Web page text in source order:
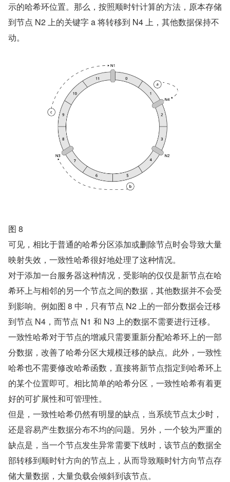
示的哈希环位置。那么，按照顺时针计算的方法，原本存储
到节点 N2 上的关键字 a 将转移到 N4 上，其他数据保持不
动。
图 8
可见，相比于普通的哈希分区添加或删除节点时会导致大量
映射失效，一致性哈希很好地处理了这种情况。
对于添加一台服务器这种情况，受影响的仅仅是新节点在哈
希环上与相邻的另一个节点之间的数据，其他数据并不会受
到影响。例如图 8 中，只有节点 N2 上的一部分数据会迁移
到节点 N4，而节点 N1 和 N3 上的数据不需要进行迁移。
一致性哈希对于节点的增减只需要重新分配哈希环上的一部
分数据，改善了哈希分区大规模迁移的缺点。此外，一致性
哈希也不需要修改哈希函数，直接将新节点指定到哈希环上
的某个位置即可。相比简单的哈希分区，一致性哈希有着更
好的可扩展性和可管理性。
但是，一致性哈希仍然有明显的缺点，当系统节点太少时，
还是容易产生数据分布不均的问题。另外，一个较为严重的
缺点是，当一个节点发生异常需要下线时，该节点的数据全
部转移到顺时针方向的节点上，从而导致顺时针方向节点存
储大量数据，大量负载会倾斜到该节点。